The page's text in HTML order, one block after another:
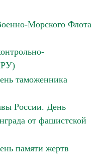
Морского Флота
таможенника
России. День
от фашистской
памяти жертв